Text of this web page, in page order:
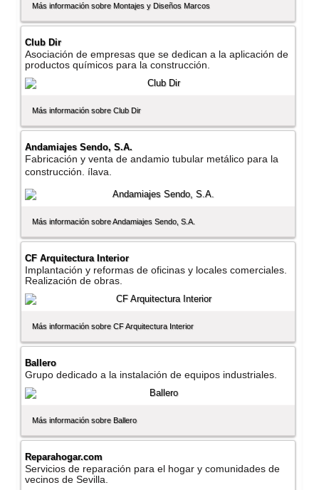
Más información sobre Montajes y Diseños Marcos
Club Dir
Asociación de empresas que se dedican a la aplicación de
productos quí­micos para la construcción.
Más información sobre Club Dir
Andamiajes Sendo, S.A.
Fabricación y venta de andamio tubular metálico para la
construcción. ílava.
Más información sobre Andamiajes Sendo, S.A.
CF Arquitectura Interior
Implantación y reformas de oficinas y locales comerciales.
Realización de obras.
Más información sobre CF Arquitectura Interior
Ballero
Grupo dedicado a la instalación de equipos industriales.
Más información sobre Ballero
Reparahogar.com
Servicios de reparación para el hogar y comunidades de
vecinos de Sevilla.